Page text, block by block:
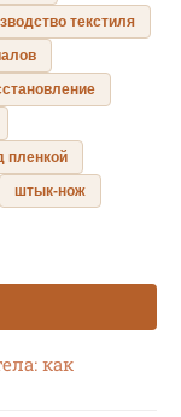
текстиля
пленкой
штык-нож
как